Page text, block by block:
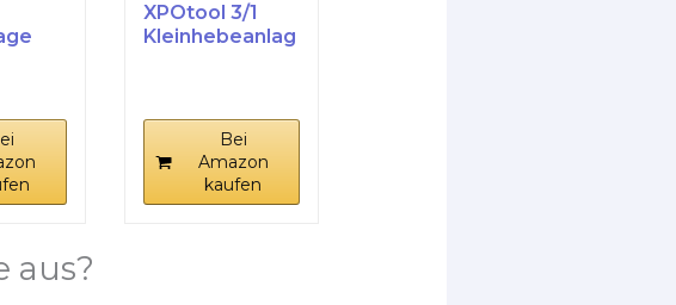
XPOtool 3/1
Kleinhebeanlag
Bei
Amazon
kaufen
aus?